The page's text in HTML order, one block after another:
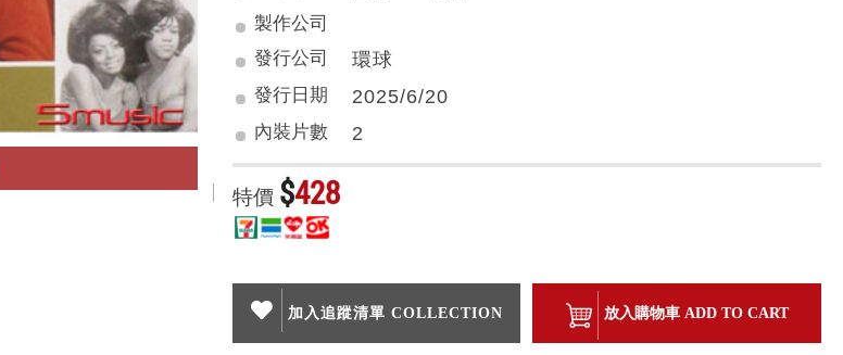
製作公司
發行公司
環球
發行日期 2025/6/20
內裝片數 2
特價 $428
加入追蹤清單 COLLECTION 放入購物車 ADD TO CART